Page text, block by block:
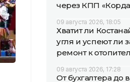
через КПП
09 августа 2026, 18:05
Хватит ли
угля и успеют ли
ремонт к
09 августа 2026, 17:28
От бухгалтера